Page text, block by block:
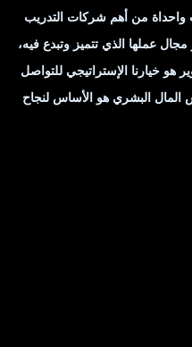
واحداة من أهم شركات التدريب
عملها الذي تتميز وتبدع فيه،
هو خيارنا الإستراتيجي للتواصل
المال البشري هو الأساس لنجاح